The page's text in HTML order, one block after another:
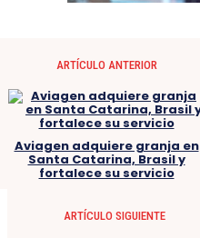
ARTÍCULO ANTERIOR
Aviagen adquiere granja en
Santa Catarina, Brasil y
fortalece su servicio
ARTÍCULO SIGUIENTE